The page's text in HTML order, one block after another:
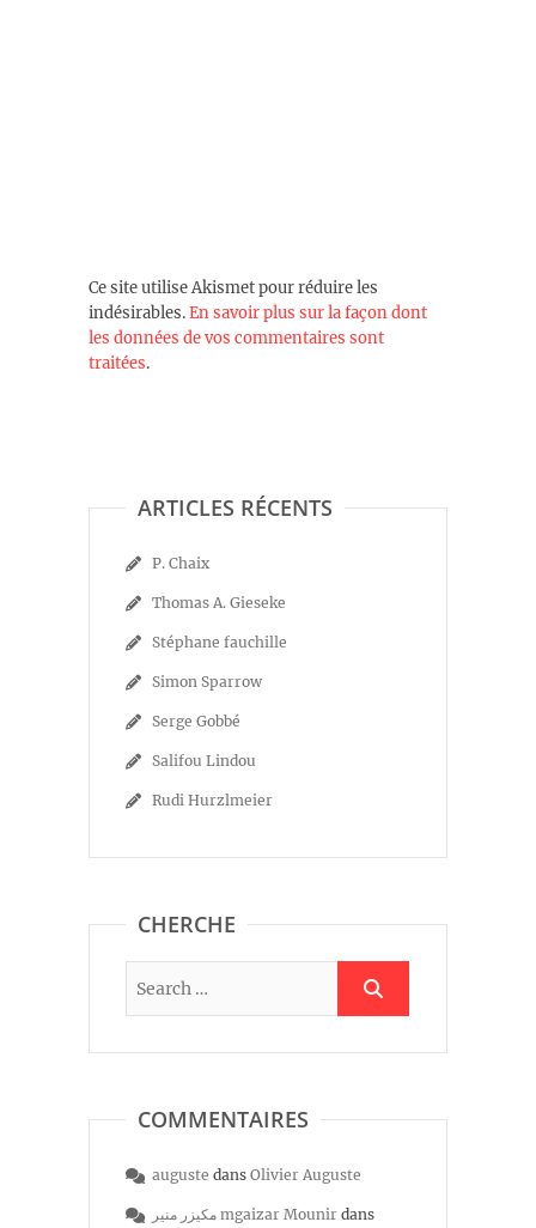
Ce site utilise Akismet pour réduire les
indésirables.En savoir plus sur la façon dont
les données de vos commentaires sont
traitées.
ARTICLES RÉCENTS
P. Chaix
Thomas A. Gieseke
Stéphane fauchille
Simon Sparrow
Serge Gobbé
Salifou Lindou
Rudi Hurzlmeier
CHERCHE
COMMENTAIRES
auguste dans Olivier Auguste
مكيزر منير mgaizar Mounir dans